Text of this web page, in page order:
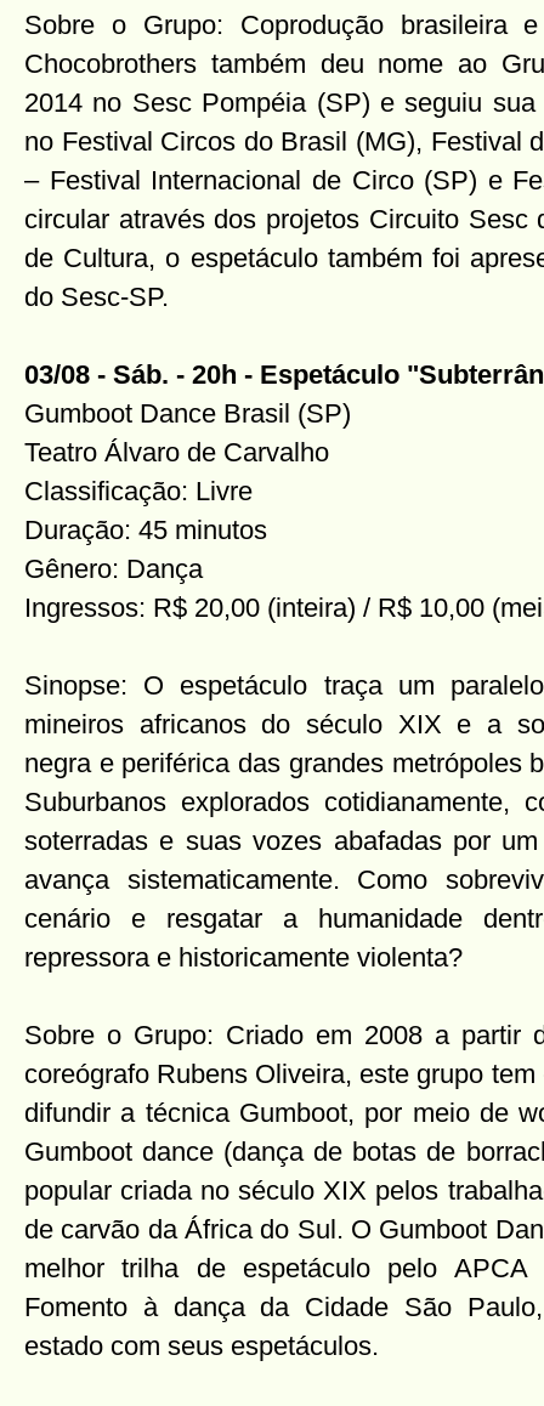
Sobre o Grupo: Coprodução brasileira
Chocobrothers também deu nome ao
2014 no Sesc Pompéia (SP) e seguiu
no Festival Circos do Brasil (MG), Festival
– Festival Internacional de Circo (SP) e
circular através dos projetos Circuito Sesc
de Cultura, o espetáculo também foi
do Sesc-SP.
03/08 - Sáb. - 20h - Espetáculo
Gumboot Dance Brasil (SP)
Teatro Álvaro de Carvalho
Classificação: Livre
Duração: 45 minutos
Gênero: Dança
Ingressos: R$ 20,00 (inteira) / R$ 10,00
Sinopse: O espetáculo traça um
mineiros africanos do século XIX e a
negra e periférica das grandes metrópoles
Suburbanos explorados cotidianamente,
soterradas e suas vozes abafadas por
avança sistematicamente. Como
cenário e resgatar a humanidade
repressora e historicamente violenta?
Sobre o Grupo: Criado em 2008 a partir
coreógrafo Rubens Oliveira, este grupo
difundir a técnica Gumboot, por meio de
Gumboot dance (dança de botas de
popular criada no século XIX pelos
de carvão da África do Sul. O Gumboot
melhor trilha de espetáculo pelo
Fomento à dança da Cidade São
estado com seus espetáculos.